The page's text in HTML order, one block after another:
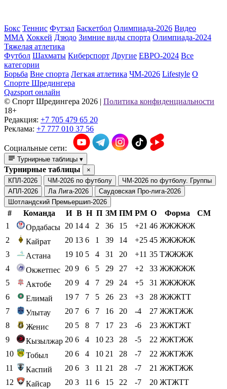
Бокс Теннис Футзал Баскетбол Олимпиада-2026 Видео
ММА Хоккей Дзюдо Зимние виды спорта Олимпиада-2024
Тяжелая атлетика
Футбол Шахматы Киберспорт Другие ЕВРО-2024 Все
категории
Борьба Вне спорта Легкая атлетика ЧМ-2026 Lifestyle О
Спорте Шредингера
Qazsport онлайн
© Cпорт Шредингера 2026 | Политика конфиденциальности
18+
Редакция: +7 705 479 65 20
Реклама: +7 777 010 37 56
Социальные сети:
Турнирные таблицы ▾
Турнирные таблицы
×
КПЛ-2026
ЧМ-2026 по футболу
ЧМ-2026 по футболу. Группы
АПЛ-2026
Ла Лига-2026
Саудовская Про-лига-2026
Шотландский Премьершип-2026
# Команда И В Н П ЗМ ПМ РМ О Форма
СМ
1
Ордабасы 20 14 4 2 36 15 +21 46 ЖЖЖЖЖ
2
Кайрат 20 13 6 1 39 14 +25 45 ЖЖЖЖЖ
3
Астана 19 10 5 4 31 20 +11 35 ТЖЖЖЖ
4
Окжетпес 20 9 6 5 29 27 +2 33 ЖЖЖЖЖ
5
Актобе 20 9 4 7 29 24 +5 31 ЖЖЖЖЖ
6
Елимай 19 7 7 5 26 23 +3 28 ЖЖЖТТ
7
Улытау 20 7 6 7 16 20 -4 27 ЖЖТЖЖ
8
Женис 20 5 8 7 17 23 -6 23 ЖЖТЖТ
9
Кызылжар 20 6 4 10 23 28 -5 22 ЖЖТЖЖ
10
Тобыл 20 6 4 10 21 28 -7 22 ЖЖТЖЖ
11
Каспий 20 6 3 11 21 28 -7 21 ЖЖТЖЖ
12
Кайсар 20 3 11 6 15 22 -7 20 ЖТЖТТ